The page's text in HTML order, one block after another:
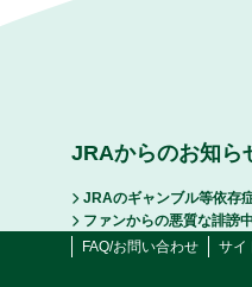
JRAからのお知ら
JRAのギャンブル等依存
ファンからの悪質な誹謗
FAQ/お問い合わせ
サイ